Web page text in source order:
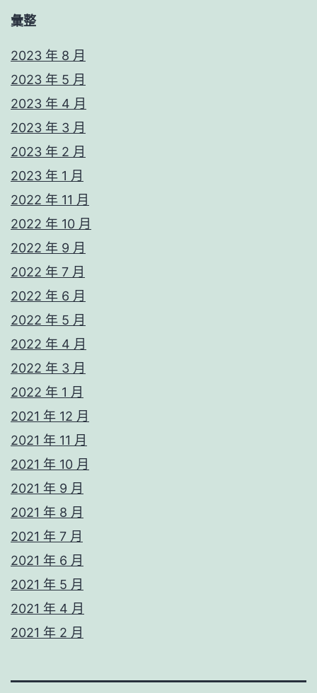
彙整
2023 年 8 月
2023 年 5 月
2023 年 4 月
2023 年 3 月
2023 年 2 月
2023 年 1 月
2022 年 11 月
2022 年 10 月
2022 年 9 月
2022 年 7 月
2022 年 6 月
2022 年 5 月
2022 年 4 月
2022 年 3 月
2022 年 1 月
2021 年 12 月
2021 年 11 月
2021 年 10 月
2021 年 9 月
2021 年 8 月
2021 年 7 月
2021 年 6 月
2021 年 5 月
2021 年 4 月
2021 年 2 月